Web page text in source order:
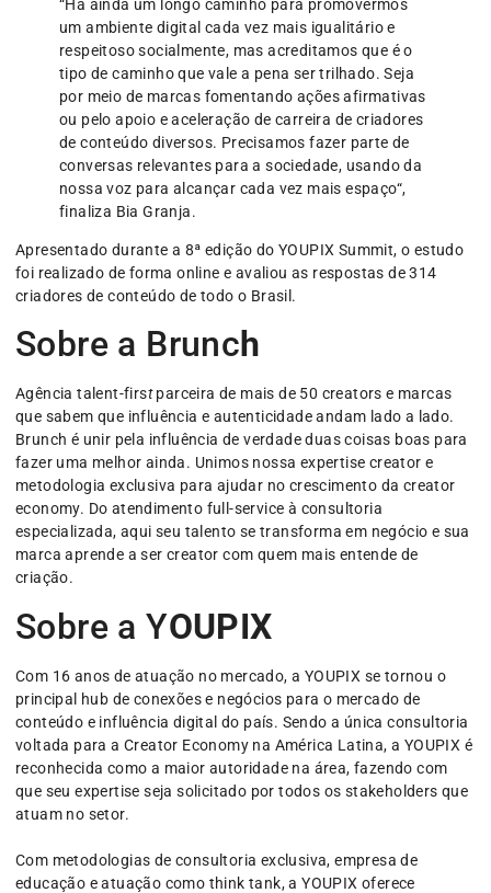
“Há ainda um longo caminho para promovermos
um ambiente digital cada vez mais igualitário e
respeitoso socialmente, mas acreditamos que é o
tipo de caminho que vale a pena ser trilhado. Seja
por meio de marcas fomentando ações afirmativas
ou pelo apoio e aceleração de carreira de criadores
de conteúdo diversos. Precisamos fazer parte de
conversas relevantes para a sociedade, usando da
nossa voz para alcançar cada vez mais espaço“,
finaliza Bia Granja.
Apresentado durante a 8ª edição do YOUPIX Summit, o estudo
foi realizado de forma online e avaliou as respostas de 314
criadores de conteúdo de todo o Brasil.
Sobre a Brunch
Agência talent-firstparceira de mais de 50 creators e marcas
que sabem que influência e autenticidade andam lado a lado.
Brunch é unir pela influência de verdade duas coisas boas para
fazer uma melhor ainda. Unimos nossa expertise creator e
metodologia exclusiva para ajudar no crescimento da creator
economy. Do atendimento full-service à consultoria
especializada, aqui seu talento se transforma em negócio e sua
marca aprende a ser creator com quem mais entende de
criação.
Sobre a YOUPIX
Com 16 anos de atuação no mercado, a YOUPIX se tornou o
principal hub de conexões e negócios para o mercado de
conteúdo e influência digital do país. Sendo a única consultoria
voltada para a Creator Economy na América Latina, a YOUPIX é
reconhecida como a maior autoridade na área, fazendo com
que seu expertise seja solicitado por todos os stakeholders que
atuam no setor.
Com metodologias de consultoria exclusiva, empresa de
educação e atuação como think tank, a YOUPIX oferece